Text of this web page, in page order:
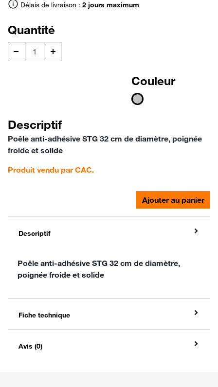
Délais de livraison : 2 jours maximum
Quantité
Couleur
Descriptif
Poêle anti-adhésive STG 32 cm de diamètre, poignée
froide et solide
Produit vendu par CAC.
Ajouter au panier
Descriptif
Poêle anti-adhésive STG 32 cm de diamètre,
poignée froide et solide
Fiche technique
Avis (0)